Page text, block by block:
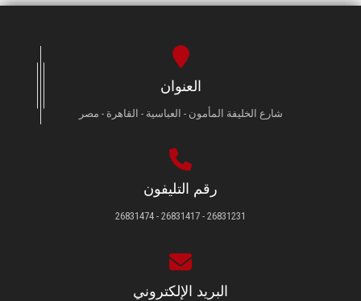
العنوان
شارع الخليفة المأمون - العباسية - القاهرة - مصر
رقم التليفون
26831231 - 26831417 - 26831474
البريد الإلكتروني